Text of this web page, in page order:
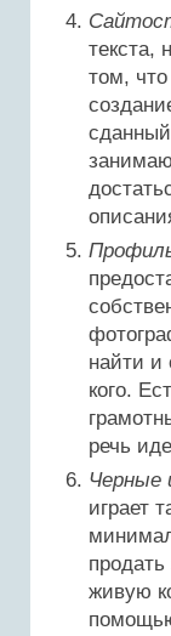
текста,
том,
найти и
кого.
речь
Черные
играет
живую